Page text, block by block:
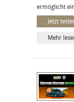
ermöglicht
Jetzt
Mehr